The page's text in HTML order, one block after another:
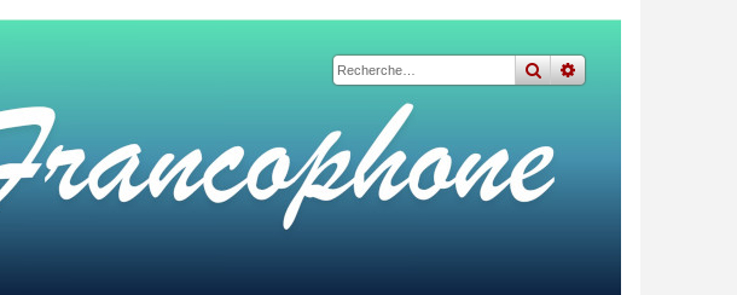
rechercher
recherche